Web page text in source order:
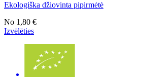
Ekologiška džiovinta pipirmėtė
No 1,80 €
Izvēlēties